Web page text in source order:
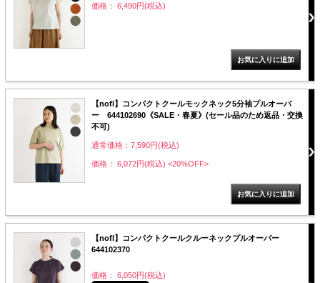
マイページ
お買い物カゴ
配送遅延情報
ご利用について
FOLLOW US ON
価格： 6,490円(税込)
【nofl】コンパクトクールモックネック5分袖プルオーバ
ー 644102690《SALE・春夏》(セール品のため返品・交換
不可)
通常価格：7,590円(税込)
価格： 6,072円(税込) <20%OFF>
【nofl】コンパクトクールクルーネックプルオーバー
644102370
価格： 6,050円(税込)